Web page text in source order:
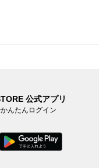
公式アプリ
んたんログイン